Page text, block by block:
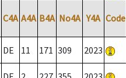
C4A A4A B4A No4A Y4A Code
DE 11 171 309 2023